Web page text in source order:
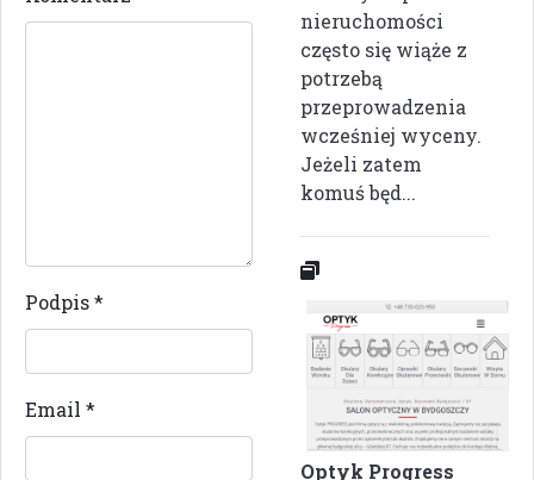
Podpis*
Email *
nieruchomości
często się wiąże z
potrzebą
przeprowadzenia
wcześniej wyceny.
Jeżeli zatem
komuś będ...
Optyk Progress